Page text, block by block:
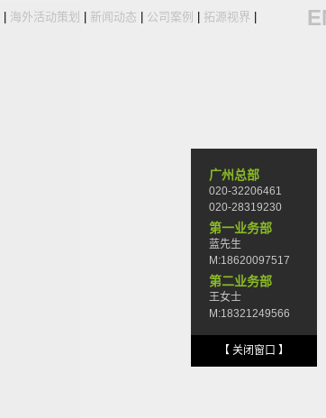
海外活动策划 新闻动态 公司案例 拓源视界
广州总部
020-32206461
020-28319230
第一业务部
蓝先生
M:18620097517
第二业务部
王女士
M:18321249566
【 关闭窗口 】